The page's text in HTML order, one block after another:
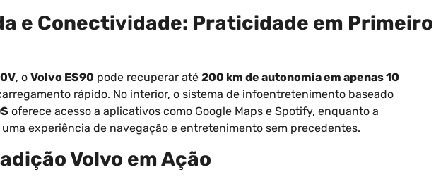
e Conectividade: Praticidade em Primeiro
, o Volvo ES90 pode recuperar até 200 km de autonomia em apenas 10
rápido. No interior, o sistema de infoentretenimento baseado
oferece acesso a aplicativos como Google Maps e Spotify, enquanto a
experiência de navegação e entretenimento sem precedentes.
Volvo em Ação